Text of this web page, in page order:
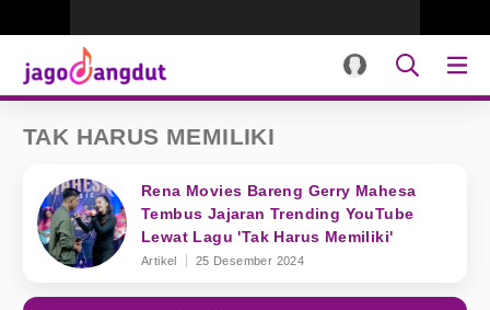
TAK HARUS MEMILIKI
Rena Movies Bareng Gerry Mahesa
Tembus Jajaran Trending YouTube
Lewat Lagu 'Tak Harus Memiliki'
Artikel 25 Desember 2024